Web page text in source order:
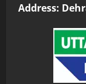
Address: